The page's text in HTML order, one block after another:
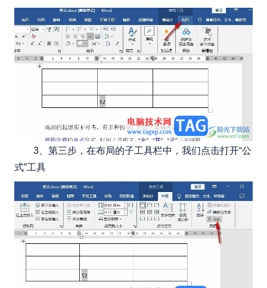
3、第三步，在布局的子工具栏中，我们点击打开“公
式”工具